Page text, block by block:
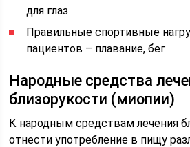
для глаз
Правильные спортивные
пациентов – плавание, бег
Народные средства
близорукости (миопии)
К народным средствам лечения
отнести употребление в пищу